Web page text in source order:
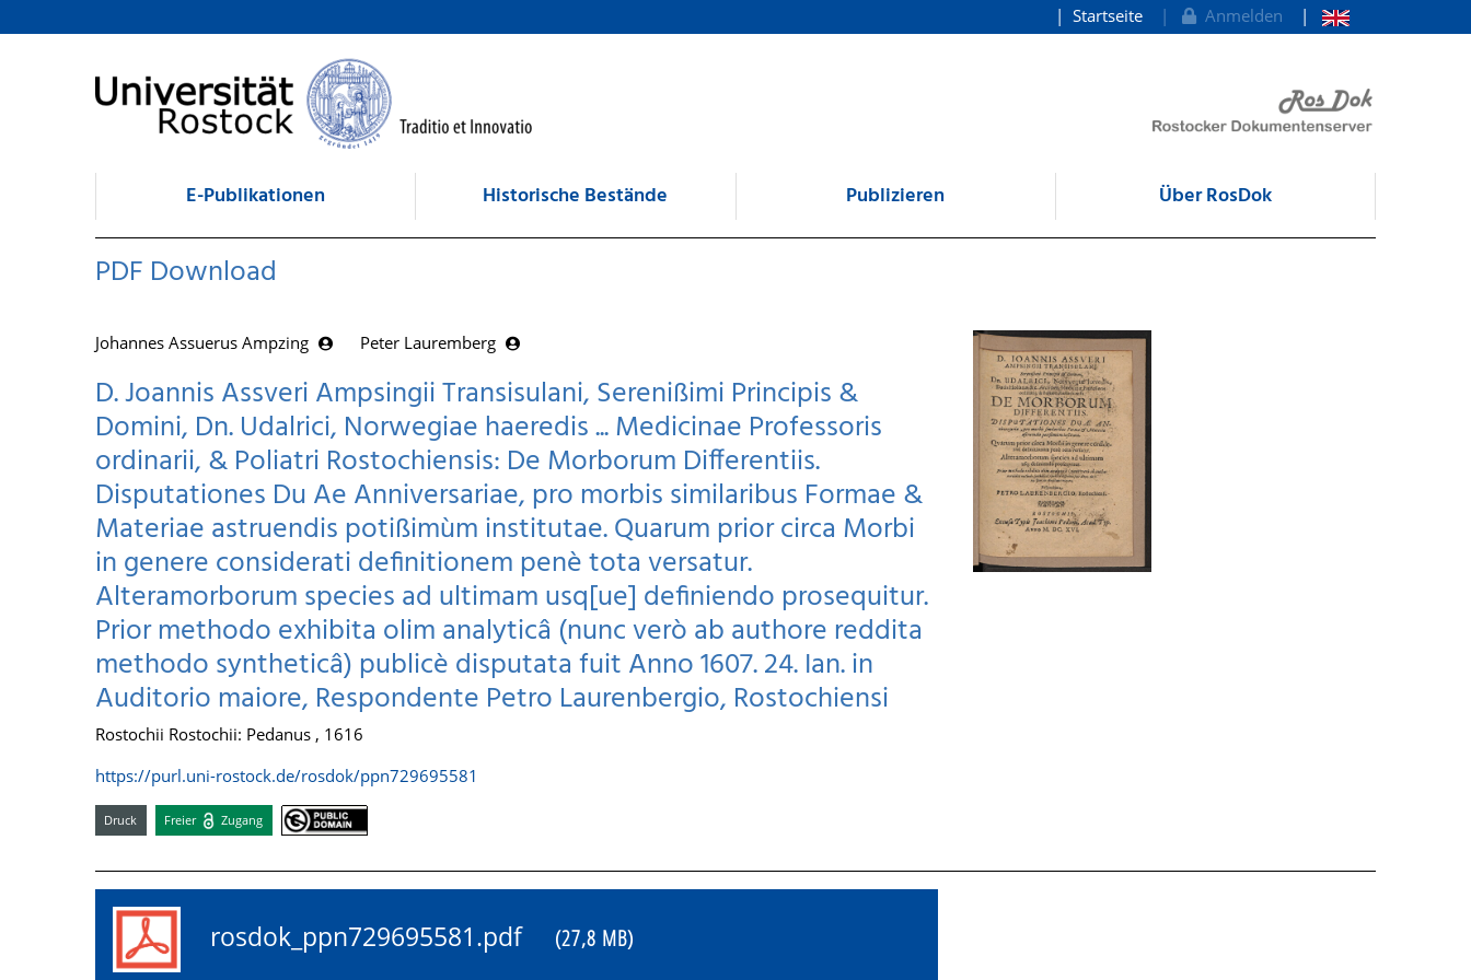
zum Inhalt
Startseite Anmelden
E-Publikationen Historische Bestände Publizieren Über RosDok
PDF Download
Johannes Assuerus Ampzing Peter Lauremberg
D. Joannis Assveri Ampsingii Transisulani, Serenißimi Principis &
Domini, Dn. Udalrici, Norwegiae haeredis ... Medicinae Professoris
ordinarii, & Poliatri Rostochiensis: De Morborum Differentiis.
Disputationes Du Ae Anniversariae, pro morbis similaribus Formae &
Materiae astruendis potißimùm institutae. Quarum prior circa Morbi
in genere considerati definitionem penè tota versatur.
Alteramorborum species ad ultimam usq[ue] definiendo prosequitur.
Prior methodo exhibita olim analyticâ (nunc verò ab authore reddita
methodo syntheticâ) publicè disputata fuit Anno 1607. 24. Ian. in
Auditorio maiore, Respondente Petro Laurenbergio, Rostochiensi
Rostochii Rostochii: Pedanus , 1616
https://purl.uni-rostock.de/rosdok/ppn729695581
Druck Freier Zugang
rosdok_ppn729695581.pdf (27,8 MB)